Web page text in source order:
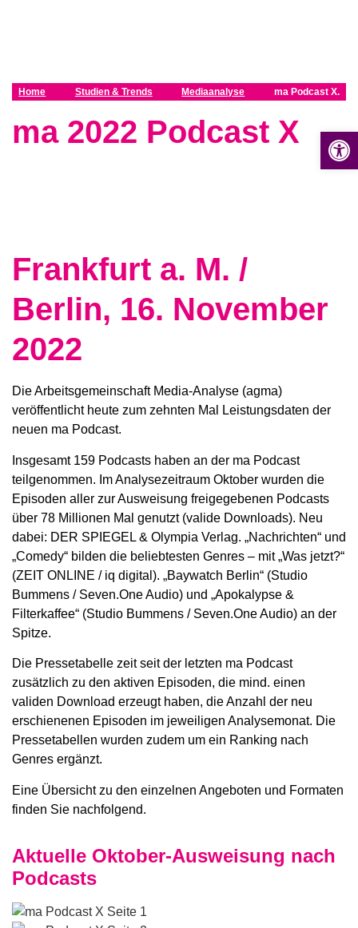
Home Studien & Trends Mediaanalyse ma Podcast X.
ma 2022 Podcast X
Frankfurt a. M. /
Berlin, 16. November
2022
Die Arbeitsgemeinschaft Media-Analyse (agma)
veröffentlicht heute zum zehnten Mal Leistungsdaten der
neuen ma Podcast.
Insgesamt 159 Podcasts haben an der ma Podcast
teilgenommen. Im Analysezeitraum Oktober wurden die
Episoden aller zur Ausweisung freigegebenen Podcasts
über 78 Millionen Mal genutzt (valide Downloads). Neu
dabei: DER SPIEGEL & Olympia Verlag. „Nachrichten“ und
„Comedy“ bilden die beliebtesten Genres – mit „Was jetzt?“
(ZEIT ONLINE / iq digital). „Baywatch Berlin“ (Studio
Bummens / Seven.One Audio) und „Apokalypse &
Filterkaffee“ (Studio Bummens / Seven.One Audio) an der
Spitze.
Die Pressetabelle zeit seit der letzten ma Podcast
zusätzlich zu den aktiven Episoden, die mind. einen
validen Download erzeugt haben, die Anzahl der neu
erschienenen Episoden im jeweiligen Analysemonat. Die
Pressetabellen wurden zudem um ein Ranking nach
Genres ergänzt.
Eine Übersicht zu den einzelnen Angeboten und Formaten
finden Sie nachfolgend.
Aktuelle Oktober-Ausweisung nach
Podcasts